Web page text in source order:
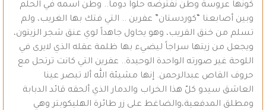
كونها عروسة وطن نفترضه حلواً دوماً.. وطن اسمه في الحلم
وبين أصابعنا “كوردستان” عفرين .. التي فتك بها الغريب، ولم
تسلم من خنق القريب، وهو يحاول جاهداً لوي عنق شجر الزيتون،
ويجعل من زيتها سراجاً ليضيء بها ظلمة عقله الذي لايرى في
اللوحة غير صورته الواحدة الوحيدة.. عفرين التي كانت ترتحل مع
حروف القاص عبدالرحمن. إنها مشيئة الله ألا تبصر عينا
العاشق سيدو كلّ هذا الخراب والدمار الذي ألحقه قائد الدبابة
ومطلق المدفعية،والضاغط على زر طائرة الهليكوبتر وهي